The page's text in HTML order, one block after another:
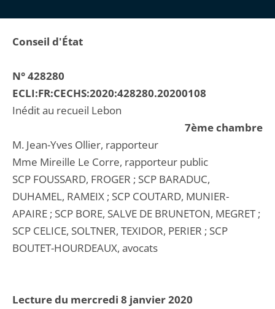
Conseil d'État
N° 428280
ECLI:FR:CECHS:2020:428280.20200108
Inédit au recueil Lebon
7ème chambre
M. Jean-Yves Ollier, rapporteur
Mme Mireille Le Corre, rapporteur public
SCP FOUSSARD, FROGER ; SCP BARADUC,
DUHAMEL, RAMEIX ; SCP COUTARD, MUNIER-
APAIRE ; SCP BORE, SALVE DE BRUNETON, MEGRET ;
SCP CELICE, SOLTNER, TEXIDOR, PERIER ; SCP
BOUTET-HOURDEAUX, avocats
Lecture du mercredi 8 janvier 2020